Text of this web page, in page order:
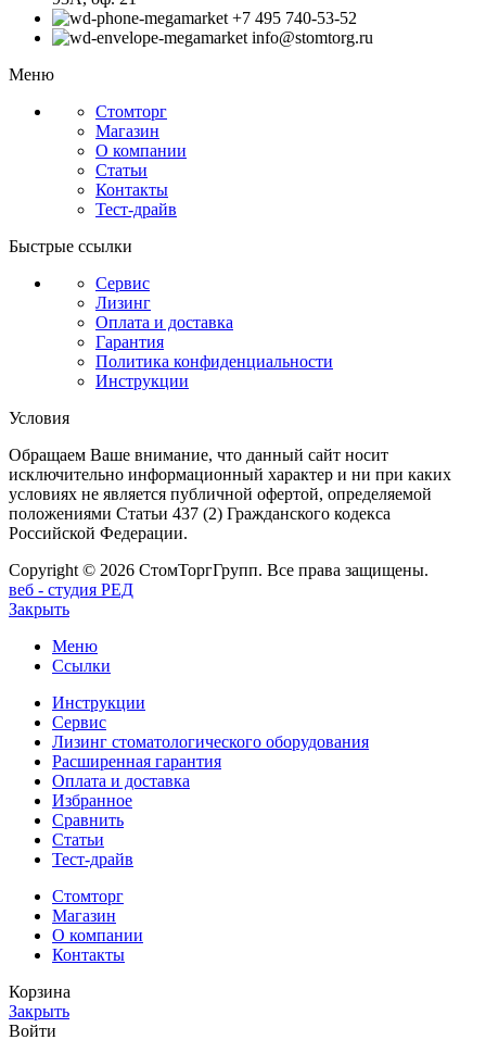
+7 495 740-53-52
info@stomtorg.ru
Меню
Стомторг
Магазин
О компании
Статьи
Контакты
Тест-драйв
Быстрые ссылки
Сервис
Лизинг
Оплата и доставка
Гарантия
Политика конфиденциальности
Инструкции
Условия
Обращаем Ваше внимание, что данный сайт носит
исключительно информационный характер и ни при каких
условиях не является публичной офертой, определяемой
положениями Статьи 437 (2) Гражданского кодекса
Российской Федерации.
Copyright © 2026 СтомТоргГрупп. Все права защищены.
веб - студия РЕД
Закрыть
Меню
Ссылки
Инструкции
Сервис
Лизинг стоматологического оборудования
Расширенная гарантия
Оплата и доставка
Избранное
Сравнить
Статьи
Тест-драйв
Стомторг
Магазин
О компании
Контакты
Корзина
Закрыть
Войти